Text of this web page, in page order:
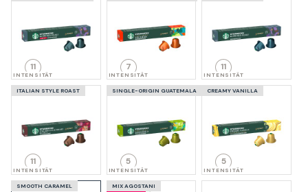
11
INTENSITÄT
7
INTENSITÄT
11
INTENSITÄT
ITALIAN STYLE ROAST
11
INTENSITÄT
SINGLE-ORIGIN GUATEMALA
5
INTENSITÄT
CREAMY VANILLA
5
INTENSITÄT
SMOOTH CARAMEL
MIX AGOSTANI